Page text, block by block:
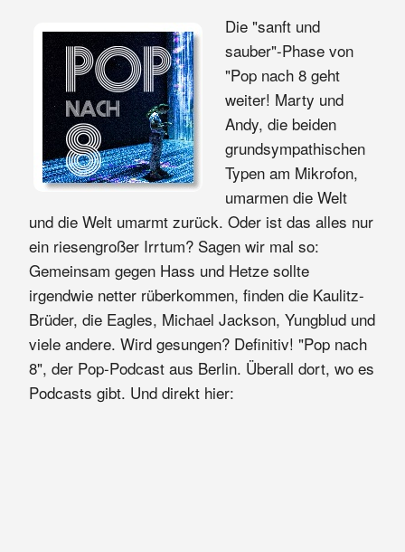
Die "sanft und
sauber"-Phase von
"Pop nach 8 geht
weiter! Marty und
Andy, die beiden
grundsympathischen
Typen am Mikrofon,
umarmen die Welt
und die Welt umarmt zurück. Oder ist das alles nur
ein riesengroßer Irrtum? Sagen wir mal so:
Gemeinsam gegen Hass und Hetze sollte
irgendwie netter rüberkommen, finden die Kaulitz-
Brüder, die Eagles, Michael Jackson, Yungblud und
viele andere. Wird gesungen? Definitiv! "Pop nach
8", der Pop-Podcast aus Berlin. Überall dort, wo es
Podcasts gibt. Und direkt hier: